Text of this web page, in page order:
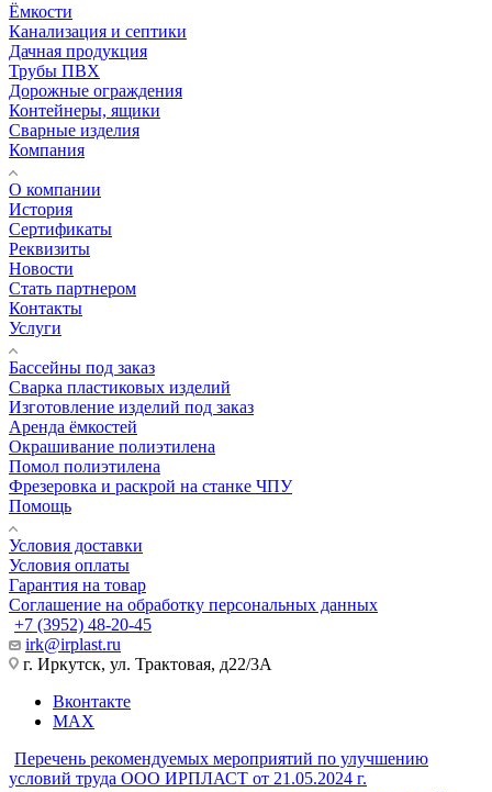
Ёмкости
Канализация и септики
Дачная продукция
Трубы ПВХ
Дорожные ограждения
Контейнеры, ящики
Сварные изделия
Компания
О компании
История
Сертификаты
Реквизиты
Новости
Стать партнером
Контакты
Услуги
Бассейны под заказ
Сварка пластиковых изделий
Изготовление изделий под заказ
Аренда ёмкостей
Окрашивание полиэтилена
Помол полиэтилена
Фрезеровка и раскрой на станке ЧПУ
Помощь
Условия доставки
Условия оплаты
Гарантия на товар
Соглашение на обработку персональных данных
+7 (3952) 48-20-45
irk@irplast.ru
г. Иркутск, ул. Трактовая, д22/3А
Вконтакте
MAX
Перечень рекомендуемых мероприятий по улучшению
условий труда ООО ИРПЛАСТ от 21.05.2024 г.